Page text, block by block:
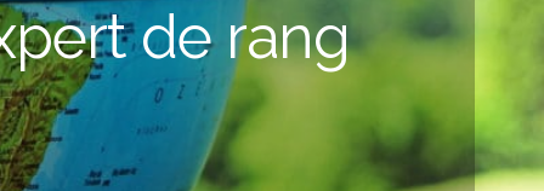
de rang